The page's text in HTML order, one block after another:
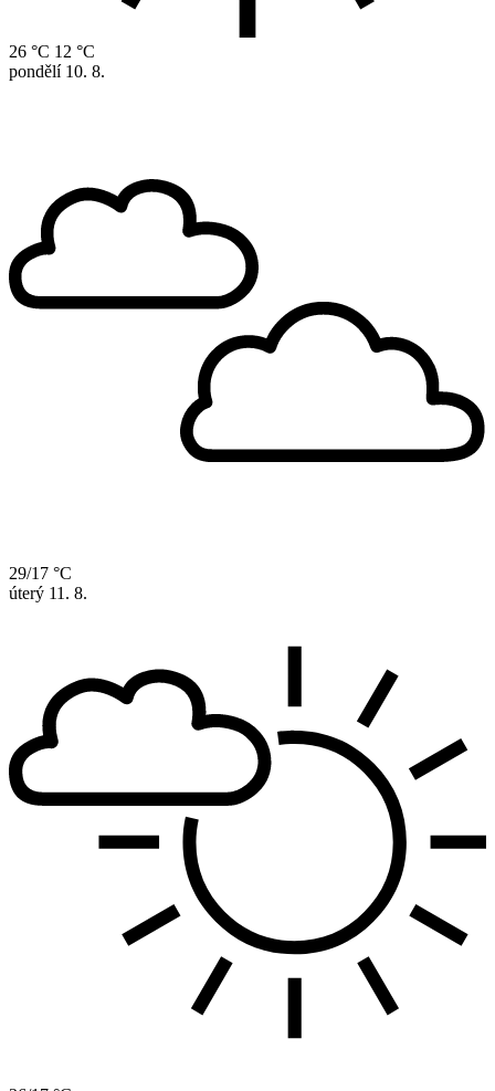
26 °C 12 °C
pondělí 10. 8.
29/17 °C
úterý 11. 8.